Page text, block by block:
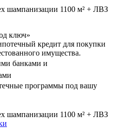
ключ»
кредит для покупки
имущества.
банками и
программы под вашу